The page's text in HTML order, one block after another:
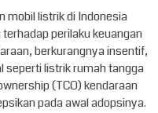
mobil listrik di Indonesia
perilaku keuangan
berkurangnya insentif,
seperti listrik rumah tangga
(TCO) kendaraan
pada awal adopsinya.